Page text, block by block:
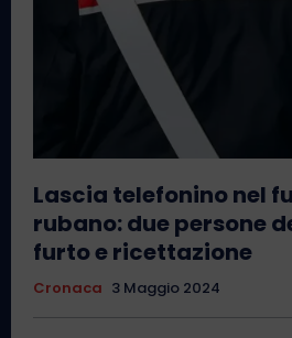
Lascia telefonino nel
rubano: due persone
furto e ricettazione
Cronaca 3 Maggio 2024